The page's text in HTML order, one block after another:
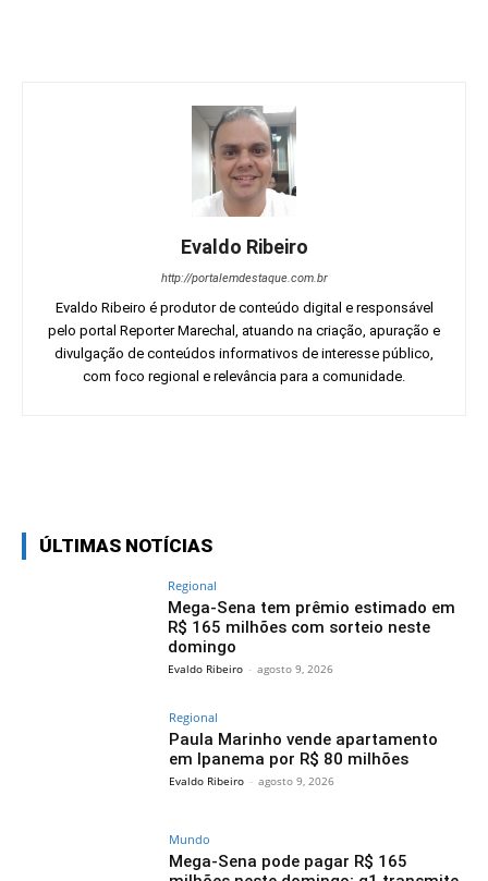
Evaldo Ribeiro
http://portalemdestaque.com.br
Evaldo Ribeiro é produtor de conteúdo digital e responsável
pelo portal Reporter Marechal, atuando na criação, apuração e
divulgação de conteúdos informativos de interesse público,
com foco regional e relevância para a comunidade.
ÚLTIMAS NOTÍCIAS
Regional
Mega-Sena tem prêmio estimado em
R$ 165 milhões com sorteio neste
domingo
Evaldo Ribeiro - agosto 9, 2026
Regional
Paula Marinho vende apartamento
em Ipanema por R$ 80 milhões
Evaldo Ribeiro - agosto 9, 2026
Mundo
Mega-Sena pode pagar R$ 165